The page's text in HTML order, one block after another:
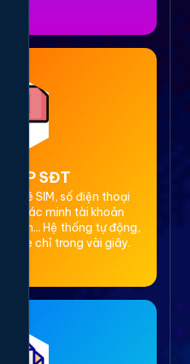
OTP SĐT
thuê SIM, số điện thoại
xác minh tài khoản
Hệ thống tự động,
chỉ trong vài giây.